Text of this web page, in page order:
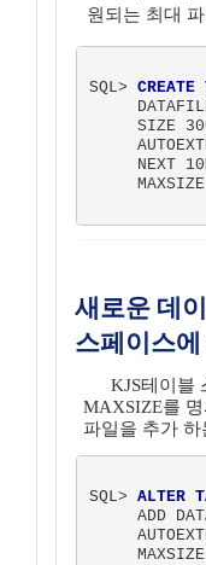
원되는 최대
SQL> CREATE
SIZE
NEXT
새로운 데
스페이스
KJS테이블
MAXSIZE를
파일을 추가
SQL> ALTER
ADD